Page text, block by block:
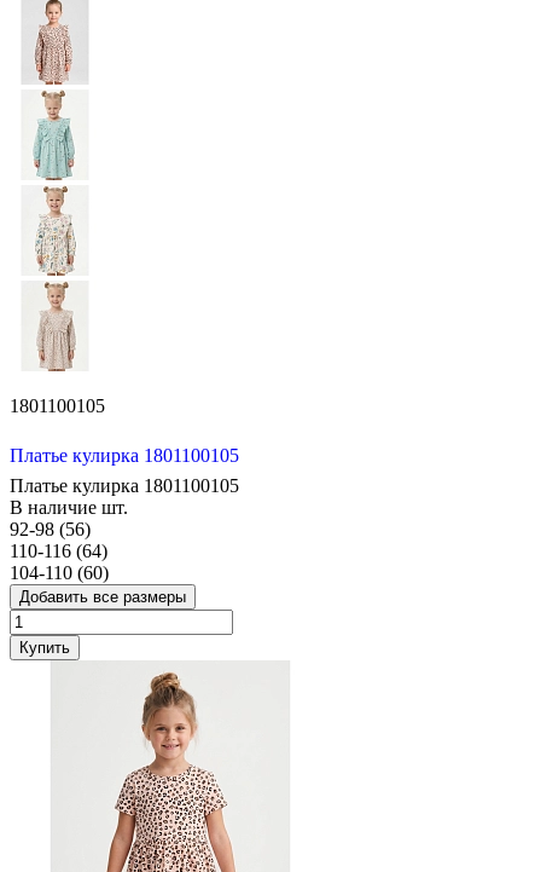
1801100105
Платье кулирка 1801100105
Платье кулирка 1801100105
В наличие шт.
92-98 (56)
110-116 (64)
104-110 (60)
Добавить все размеры
Купить